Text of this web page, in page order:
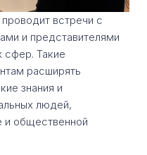
встречи с
и представителями
сфер. Такие
расширять
знания и
людей,
и общественной